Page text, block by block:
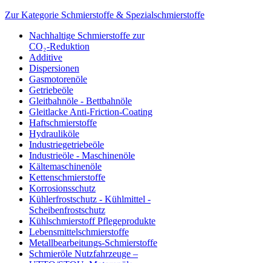
Zur Kategorie Schmierstoffe & Spezialschmierstoffe
Nachhaltige Schmierstoffe zur
CO₂-Reduktion
Additive
Dispersionen
Gasmotorenöle
Getriebeöle
Gleitbahnöle - Bettbahnöle
Gleitlacke Anti-Friction-Coating
Haftschmierstoffe
Hydrauliköle
Industriegetriebeöle
Industrieöle - Maschinenöle
Kältemaschinenöle
Kettenschmierstoffe
Korrosionsschutz
Kühlerfrostschutz - Kühlmittel -
Scheibenfrostschutz
Kühlschmierstoff Pflegeprodukte
Lebensmittelschmierstoffe
Metallbearbeitungs-Schmierstoffe
Schmieröle Nutzfahrzeuge –